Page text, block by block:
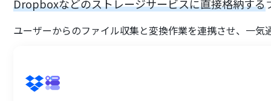
Dropboxなどのストレージサービスに直接格納する
ユーザーからのファイル収集と変換作業を連携させ、一気